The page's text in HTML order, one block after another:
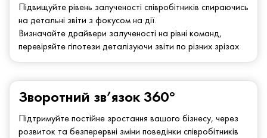
Підвищуйте рівень залученості співробітників спираючись
на детальні звіти з фокусом на дії.
Визначайте драйвери залученості на рівні команд,
перевіряйте гіпотези деталізуючи звіти по різних зрізах
Зворотний зв’язок 360°
Підтримуйте постійне зростання вашого бізнесу, через
розвиток та безперервні зміни поведінки співробітників